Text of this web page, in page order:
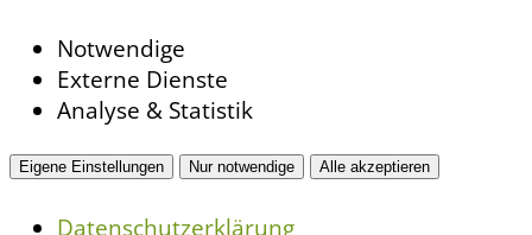
Notwendige
Externe Dienste
Analyse & Statistik
Eigene Einstellungen Nur notwendige Alle akzeptieren
Datenschutzerklärung